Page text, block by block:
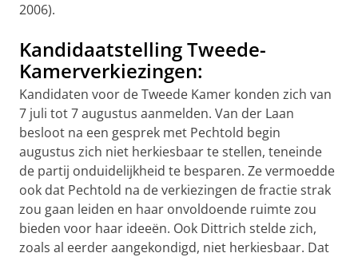
2006).
Kandidaatstelling Tweede-
Kamerverkiezingen:
Kandidaten voor de Tweede Kamer konden zich van
7 juli tot 7 augus­tus aanmelden. Van der Laan
besloot na een gesprek met Pechtold begin
augustus zich niet herkiesbaar te stellen, teneinde
de partij onduidelijk­heid te besparen. Ze vermoedde
ook dat Pechtold na de verkiezingen de fractie strak
zou gaan leiden en haar onvoldoende ruimte zou
bieden voor haar ideeën. Ook Dittrich stelde zich,
zoals al eerder aangekon­digd, niet herkiesbaar. Dat